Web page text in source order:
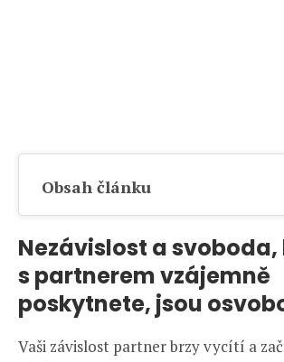
Obsah článku
Nezávislost a svoboda,
s partnerem vzájemně
poskytnete, jsou
Vaši závislost partner brzy vycítí a